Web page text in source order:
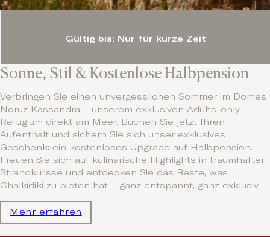
Sonne, Stil & Kostenlose Halbpension
Verbringen Sie einen unvergesslichen Sommer im Domes
Noruz Kassandra – unserem exklusiven Adults-only-
Refugium direkt am Meer. Buchen Sie jetzt Ihren
Aufenthalt und sichern Sie sich unser exklusives
Geschenk: ein kostenloses Upgrade auf Halbpension.
Freuen Sie sich auf kulinarische Highlights in traumhafter
Strandkulisse und entdecken Sie das Beste, was
Chalkidiki zu bieten hat – ganz entspannt, ganz exklusiv.
Mehr erfahren
Gültig bis: Nur für kurze Zeit